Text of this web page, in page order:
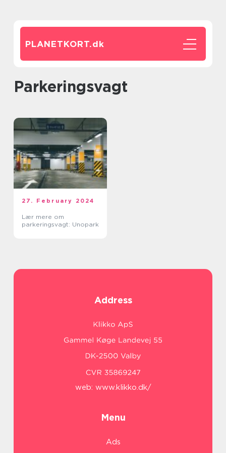
PLANETKORT.dk
parkeringsvagt
27. February 2024
Lær mere om
parkeringsvagt: Unopark
Address
web: www.klikko.dk/
Menu
Ads